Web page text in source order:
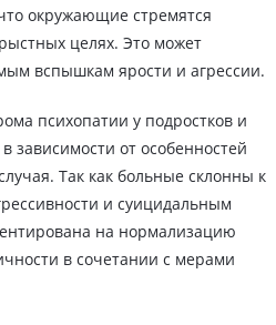
окружающие стремятся
целях. Это может
вспышкам ярости и агрессии.
психопатии у подростков и
зависимости от особенностей
Так как больные склонны к
и суицидальным
на нормализацию
в сочетании с мерами